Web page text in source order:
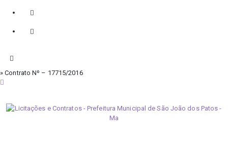
» Contrato Nº – 17715/2016